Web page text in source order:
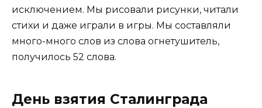
исключением. Мы рисовали рисунки, читали
стихи и даже играли в игры. Мы составляли
много-много слов из слова огнетушитель,
получилось 52 слова.
День взятия Сталинграда